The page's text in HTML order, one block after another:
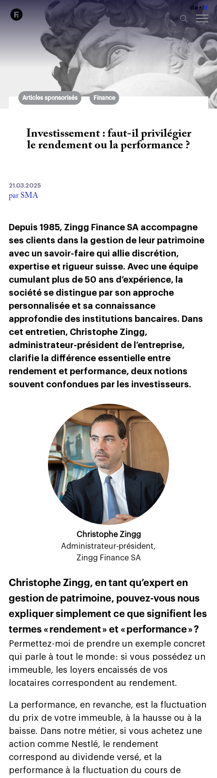
de fr
Articles sponsorisés Finance
Investissement : faut-il privilégier
le rendement ou la performance ?
21.03.2025
par SMA
Depuis 1985, Zingg Finance SA accompagne
ses clients dans la gestion de leur patrimoine
avec un savoir-faire qui allie discrétion,
expertise et rigueur suisse. Avec une équipe
cumulant plus de 50 ans d’expérience, la
société se distingue par son approche
personnalisée et sa connaissance
approfondie des institutions bancaires. Dans
cet entretien, Christophe Zingg,
administrateur-président de l’entreprise,
clarifie la différence essentielle entre
rendement et performance, deux notions
souvent confondues par les investisseurs.
Christophe Zingg
Administrateur-président,
Zingg Finance SA
Christophe Zingg, en tant qu’expert en
gestion de patrimoine, pouvez-vous nous
expliquer simplement ce que signifient les
termes « rendement » et « performance » ?
Permettez-moi de prendre un exemple concret
qui parle à tout le monde : si vous possédez un
immeuble, les loyers encaissés de vos
locataires correspondent au rendement.
La performance, en revanche, est la fluctuation
du prix de votre immeuble, à la hausse ou à la
baisse. Dans notre métier, si vous achetez une
action comme Nestlé, le rendement
correspond au dividende versé, et la
performance à la fluctuation du cours de